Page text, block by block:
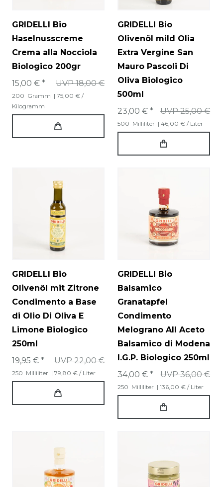
GRIDELLI Bio
Haselnusscreme
Crema alla Nocciola
Biologico 200gr
UVP 18,00 €
15,00 € *
200 Gramm | 75,00 € /
Kilogramm
GRIDELLI Bio
Olivenöl mild Olia
Extra Vergine San
Mauro Pascoli Di
Oliva Biologico
500ml
UVP 25,00 €
23,00 € *
500 Milliliter | 46,00 € / Liter
GRIDELLI Bio
Olivenöl mit Zitrone
Condimento a Base
di Olio Di Oliva E
Limone Biologico
250ml
UVP 22,00 €
19,95 € *
250 Milliliter | 79,80 € / Liter
GRIDELLI Bio
Balsamico
Granatapfel
Condimento
Melograno All Aceto
Balsamico di Modena
I.G.P. Biologico 250ml
UVP 36,00 €
34,00 € *
250 Milliliter | 136,00 € / Liter